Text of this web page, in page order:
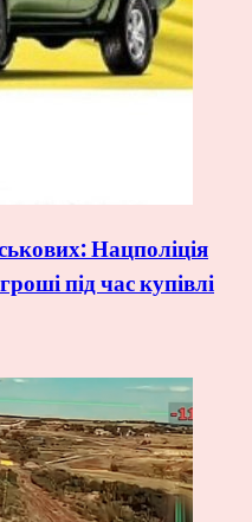
Нацполіція
під час купівлі